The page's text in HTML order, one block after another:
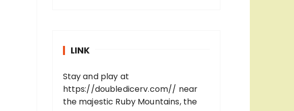
LINK
Stay and play at
https://doubledicerv.com// near
the majestic Ruby Mountains, the